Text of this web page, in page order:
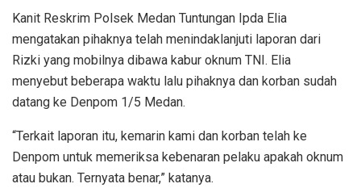
Kanit Reskrim Polsek Medan Tuntungan Ipda Elia
mengatakan pihaknya telah menindaklanjuti laporan dari
Rizki yang mobilnya dibawa kabur oknum TNI. Elia
menyebut beberapa waktu lalu pihaknya dan korban sudah
datang ke Denpom 1/5 Medan.
“Terkait laporan itu, kemarin kami dan korban telah ke
Denpom untuk memeriksa kebenaran pelaku apakah oknum
atau bukan. Ternyata benar,” katanya.